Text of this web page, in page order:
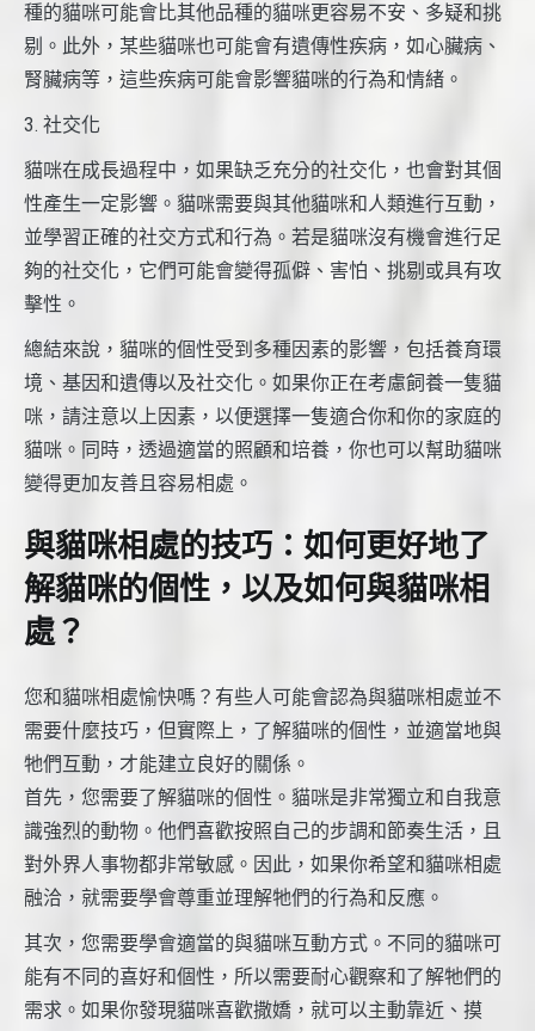
種的貓咪可能會比其他品種的貓咪更容易不安、多疑和挑
剔。此外，某些貓咪也可能會有遺傳性疾病，如心臟病、
腎臟病等，這些疾病可能會影響貓咪的行為和情緒。
3. 社交化
貓咪在成長過程中，如果缺乏充分的社交化，也會對其個
性產生一定影響。貓咪需要與其他貓咪和人類進行互動，
並學習正確的社交方式和行為。若是貓咪沒有機會進行足
夠的社交化，它們可能會變得孤僻、害怕、挑剔或具有攻
擊性。
總結來說，貓咪的個性受到多種因素的影響，包括養育環
境、基因和遺傳以及社交化。如果你正在考慮飼養一隻貓
咪，請注意以上因素，以便選擇一隻適合你和你的家庭的
貓咪。同時，透過適當的照顧和培養，你也可以幫助貓咪
變得更加友善且容易相處。
與貓咪相處的技巧：如何更好地了
解貓咪的個性，以及如何與貓咪相
處？
您和貓咪相處愉快嗎？有些人可能會認為與貓咪相處並不
需要什麼技巧，但實際上，了解貓咪的個性，並適當地與
牠們互動，才能建立良好的關係。
首先，您需要了解貓咪的個性。貓咪是非常獨立和自我意
識強烈的動物。他們喜歡按照自己的步調和節奏生活，且
對外界人事物都非常敏感。因此，如果你希望和貓咪相處
融洽，就需要學會尊重並理解牠們的行為和反應。
其次，您需要學會適當的與貓咪互動方式。不同的貓咪可
能有不同的喜好和個性，所以需要耐心觀察和了解牠們的
需求。如果你發現貓咪喜歡撒嬌，就可以主動靠近、摸